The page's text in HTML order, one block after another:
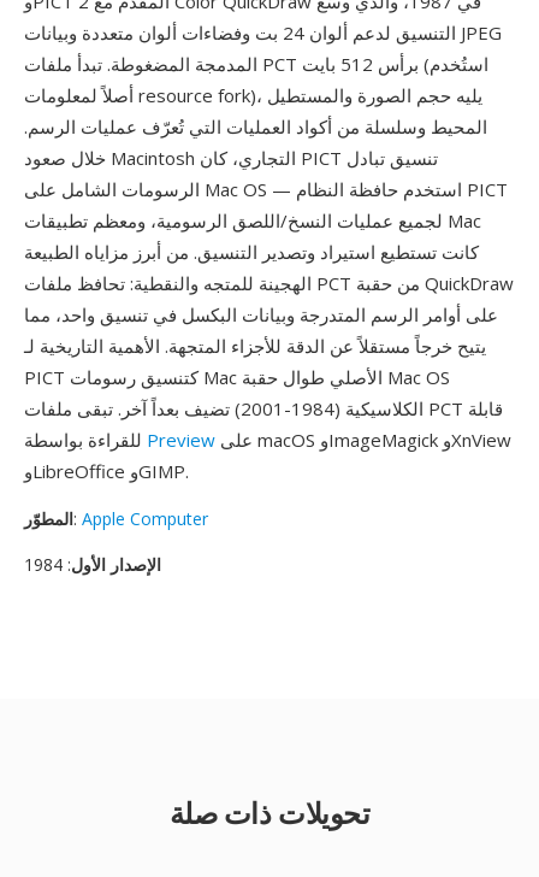
التنسيق لدعم ألوان 24 بت وفضاءات ألوان متعددة وبيانات JPEG
المدمجة المضغوطة. تبدأ ملفات PCT برأس 512 بايت (استُخدم
أصلاً لمعلومات resource fork)، يليه حجم الصورة والمستطيل
المحيط وسلسلة من أكواد العمليات التي تُعرّف عمليات الرسم.
خلال صعود Macintosh التجاري، كان PICT تنسيق تبادل
الرسومات الشامل على Mac OS — استخدم حافظة النظام PICT
لجميع عمليات النسخ/اللصق الرسومية، ومعظم تطبيقات Mac
كانت تستطيع استيراد وتصدير التنسيق. من أبرز مزاياه الطبيعة
الهجينة للمتجه والنقطية: تحافظ ملفات PCT من حقبة QuickDraw
على أوامر الرسم المتدرجة وبيانات البكسل في تنسيق واحد، مما
يتيح خرجاً مستقلاً عن الدقة للأجزاء المتجهة. الأهمية التاريخية لـ
PICT كتنسيق رسومات Mac الأصلي طوال حقبة Mac OS
الكلاسيكية (1984-2001) تضيف بعداً آخر. تبقى ملفات PCT قابلة
Preview
وLibreOffice وGIMP.
المطوّر: Apple Computer
الإصدار الأول: 1984
تحويلات ذات صلة